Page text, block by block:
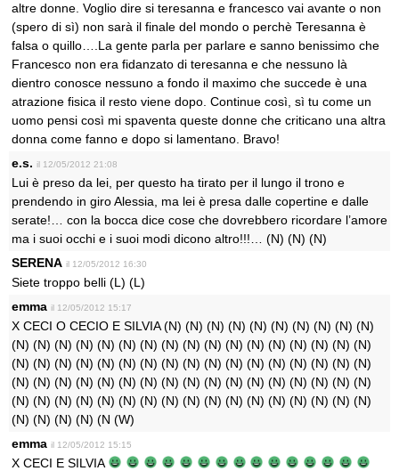
altre donne. Voglio dire si teresanna e francesco vai avante o non
(spero di sì) non sarà il finale del mondo o perchè Teresanna è
falsa o quillo….La gente parla per parlare e sanno benissimo che
Francesco non era fidanzato di teresanna e che nessuno là
dientro conosce nessuno a fondo il maximo che succede è una
atrazione fisica il resto viene dopo. Continue così, sì tu come un
uomo pensi così mi spaventa queste donne che criticano una altra
donna come fanno e dopo si lamentano. Bravo!
e.s. il 12/05/2012 21:08
Lui è preso da lei, per questo ha tirato per il lungo il trono e
prendendo in giro Alessia, ma lei è presa dalle copertine e dalle
serate!… con la bocca dice cose che dovrebbero ricordare l’amore
ma i suoi occhi e i suoi modi dicono altro!!!… (N) (N) (N)
SERENA il 12/05/2012 16:30
Siete troppo belli (L) (L)
emma il 12/05/2012 15:17
X CECI O CECIO E SILVIA (N) (N) (N) (N) (N) (N) (N) (N) (N) (N)
(N) (N) (N) (N) (N) (N) (N) (N) (N) (N) (N) (N) (N) (N) (N) (N) (N)
(N) (N) (N) (N) (N) (N) (N) (N) (N) (N) (N) (N) (N) (N) (N) (N) (N)
(N) (N) (N) (N) (N) (N) (N) (N) (N) (N) (N) (N) (N) (N) (N) (N) (N)
(N) (N) (N) (N) (N) (N) (N) (N) (N) (N) (N) (N) (N) (N) (N) (N) (N)
(N) (N) (N) (N) (N (W)
emma il 12/05/2012 15:15
X CECI E SILVIA